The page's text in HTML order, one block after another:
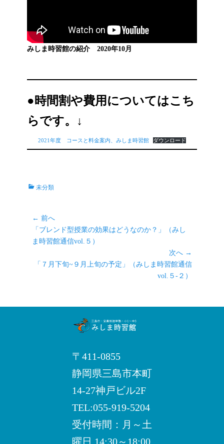
みしま時習館の紹介 2020年10月
●時間割や費用についてはこち
らです。↓
2021年度 コースと料金案内、みしま時習館 ダウンロード
カ 未分類
投
稿
ナ
ョ
← 前へ
前
の
事:
「ブレンド型授業の効果はどうなのか？」（みし
ま時習館通信vol.５）
次へ →
次「７月下旬~９月上旬の予定」（みしま時習館通信
vol.５-２）
〒411-0855
静岡県三島市本町
14-27神戸ビル2F
TEL:055-919-5204
受付時間：月～土
曜日 14:30～18:00